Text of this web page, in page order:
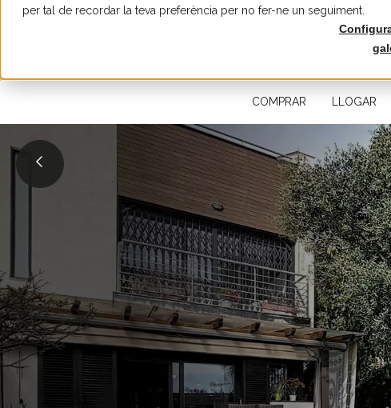
per tal de recordar la teva preferència per no fer-ne un seguiment.
COMPRAR LLOGAR